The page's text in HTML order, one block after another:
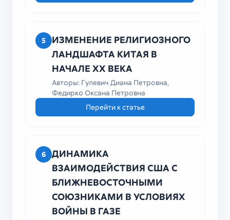
5
ИЗМЕНЕНИЕ РЕЛИГИОЗНОГО
ЛАНДШАФТА КИТАЯ В
НАЧАЛЕ ХХ ВЕКА
Авторы: Гулевич Диана Петровна,
Федирко Оксана Петровна
Перейти к статье
6
ДИНАМИКА
ВЗАИМОДЕЙСТВИЯ США С
БЛИЖНЕВОСТОЧНЫМИ
СОЮЗНИКАМИ В УСЛОВИЯХ
ВОЙНЫ В ГАЗЕ